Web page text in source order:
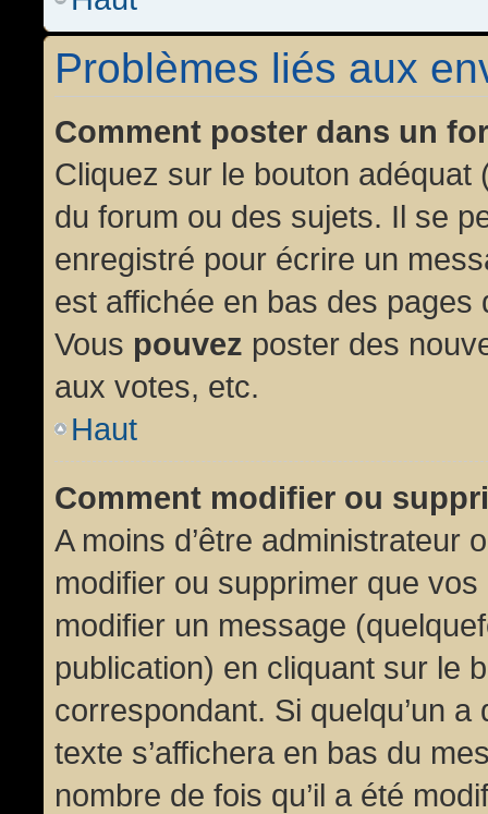
Problèmes liés aux
Comment poster dans un
Cliquez sur le bouton
du forum ou des sujets. Il se
enregistré pour écrire un
est affichée en bas des
Vous pouvez poster des
aux votes, etc.
Haut
Comment modifier ou
A moins d’être administrateur
modifier ou supprimer que
modifier un message
publication) en cliquant sur le
correspondant. Si quelqu’un
texte s’affichera en bas du
nombre de fois qu’il a été